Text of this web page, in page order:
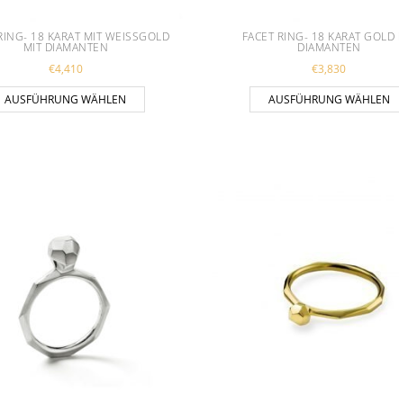
Varianten auf. Die Optionen können auf der Produktseite gewählt
18 KARAT MIT WEISSGOLD M
IT DIAMANTEN
€4,410
AUSFÜHRUNG WÄHLEN
Dieses Produkt weist mehrere Varianten auf.
FACET RING- 18 KARAT GOLD
DIAMANTEN
€3,830
AUSFÜHRUNG WÄHLEN